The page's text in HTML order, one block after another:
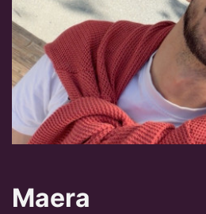
Maera